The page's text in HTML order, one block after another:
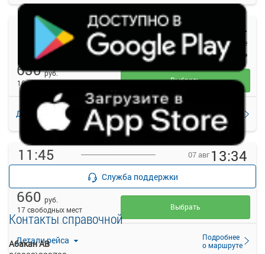
10:15
Абакан АВ
Абакан АВ
12:04
Бельтирское
Бельтирское
Детали рейса
о маршруте
630 руб.
16 свободных мест
Выбрать
11:45 07 авг 13:34
Детали рейса
Подробнее
о маршруте
660 руб.
17 свободных мест
Выбрать
Служба поддержки
Контакты справочной
Абакан АВ